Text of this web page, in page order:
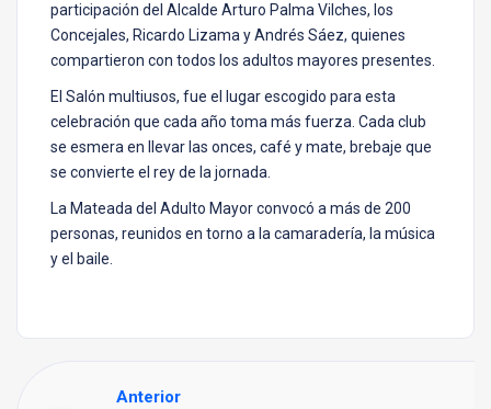
participación del Alcalde Arturo Palma Vilches, los
Concejales, Ricardo Lizama y Andrés Sáez, quienes
compartieron con todos los adultos mayores presentes.
El Salón multiusos, fue el lugar escogido para esta
celebración que cada año toma más fuerza. Cada club
se esmera en llevar las onces, café y mate, brebaje que
se convierte el rey de la jornada.
La Mateada del Adulto Mayor convocó a más de 200
personas, reunidos en torno a la camaradería, la música
y el baile.
Anterior